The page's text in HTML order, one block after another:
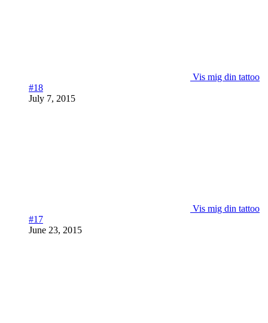
Vis mig din tattoo
#18
July 7, 2015
Vis mig din tattoo
#17
June 23, 2015